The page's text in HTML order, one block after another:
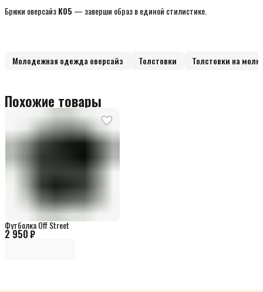
Брюки оверсайзK05 — заверши образ в единой стилистике.
Молодежная одежда оверсайз Толстовки Толстовки на
Похожие товары
2 950 ₽
Футболка Off Street